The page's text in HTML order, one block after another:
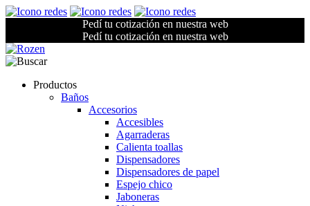
Pedí tu cotización en nuestra web
Pedí tu cotización en nuestra web
Productos
Baños
Accesorios
Accesibles
Agarraderas
Calienta toallas
Dispensadores
Dispensadores de papel
Espejo chico
Jaboneras